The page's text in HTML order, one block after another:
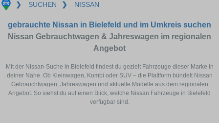
❯ SUCHEN ❯ NISSAN
gebrauchte Nissan in Bielefeld und im Umkreis suchen
Nissan Gebrauchtwagen & Jahreswagen im regionalen
Angebot
Mit der Nissan-Suche in Bielefeld findest du gezielt Fahrzeuge dieser Marke in
deiner Nähe. Ob Kleinwagen, Kombi oder SUV – die Plattform bündelt Nissan
Gebrauchtwagen, Jahreswagen und aktuelle Modelle aus dem regionalen
Angebot. So siehst du auf einen Blick, welche Nissan Fahrzeuge in Bielefeld
verfügbar sind.